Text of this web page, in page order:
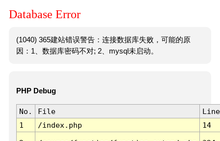
Database Error
(1040) 365建站错误警告：连接数据库失败，可能的原
因：1、数据库密码不对; 2、mysql未启动。
PHP Debug
No. File
Line
1
/index.php 14